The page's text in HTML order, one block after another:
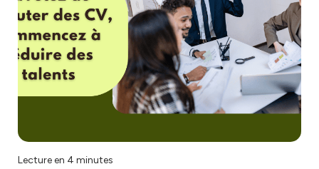
Lecture en 4 minutes